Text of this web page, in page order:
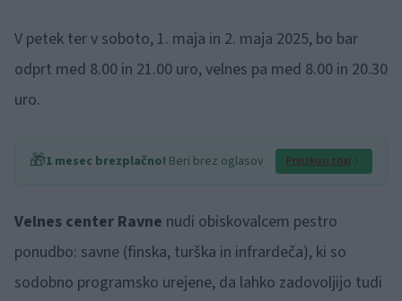
V petek ter v soboto, 1. maja in 2. maja 2025, bo bar
odprt med 8.00 in 21.00 uro, velnes pa med 8.00 in 20.30
uro.
🎁1 mesec brezplačno! Beri brez oglasov Preizkusi zdaj
Velnes center Ravne nudi obiskovalcem pestro
ponudbo: savne (finska, turška in infrardeča), ki so
sodobno programsko urejene, da lahko zadovoljijo tudi